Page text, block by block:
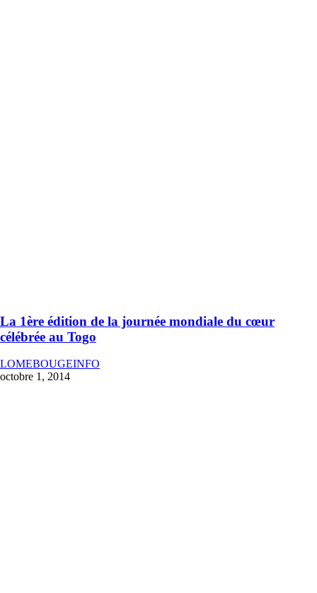
La 1ère édition de la journée mondiale du cœur
célébrée au Togo
LOMEBOUGEINFO
octobre 1, 2014